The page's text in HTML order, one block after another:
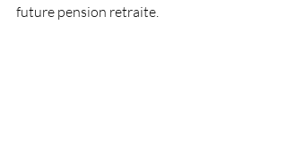
future pension retraite.